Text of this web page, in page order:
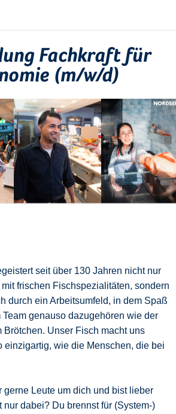
Fachkraft für
(m/w/d)
seit über 130 Jahren nicht nur
frischen Fischspezialitäten, sondern
durch ein Arbeitsumfeld, in dem Spaß
Team genauso dazugehören wie der
Brötchen. Unser Fisch macht uns
einzigartig, wie die Menschen, die bei
gerne Leute um dich und bist lieber
nur dabei? Du brennst für (System-)